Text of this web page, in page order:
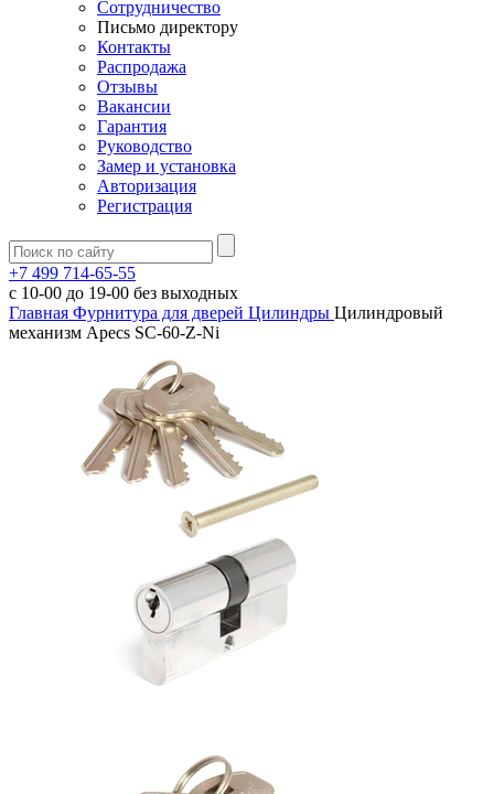
Сотрудничество
Письмо директору
Контакты
Распродажа
Отзывы
Вакансии
Гарантия
Руководство
Замер и установка
Авторизация
Регистрация
+7 499 714-65-55
с 10-00 до 19-00 без выходных
Главная Фурнитура для дверей Цилиндры Цилиндровый
механизм Apecs SC-60-Z-Ni